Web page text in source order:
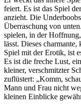
feiert. Es ist das Spiel
anzieht. Die
Überraschung von
spielen, in der
lässt. Dieses
Spiel mit der Erotik, ist
Es ist die freche Lust,
kleiner, verschmitzter
zuflüstert: „Komm,
Mann und Frau nicht
kleinen Einblicke